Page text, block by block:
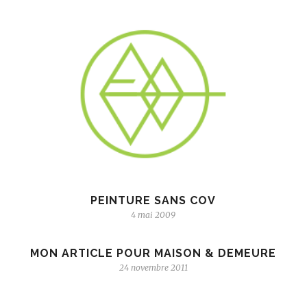
PEINTURE SANS COV
4 mai 2009
MON ARTICLE POUR MAISON & DEMEURE
24 novembre 2011